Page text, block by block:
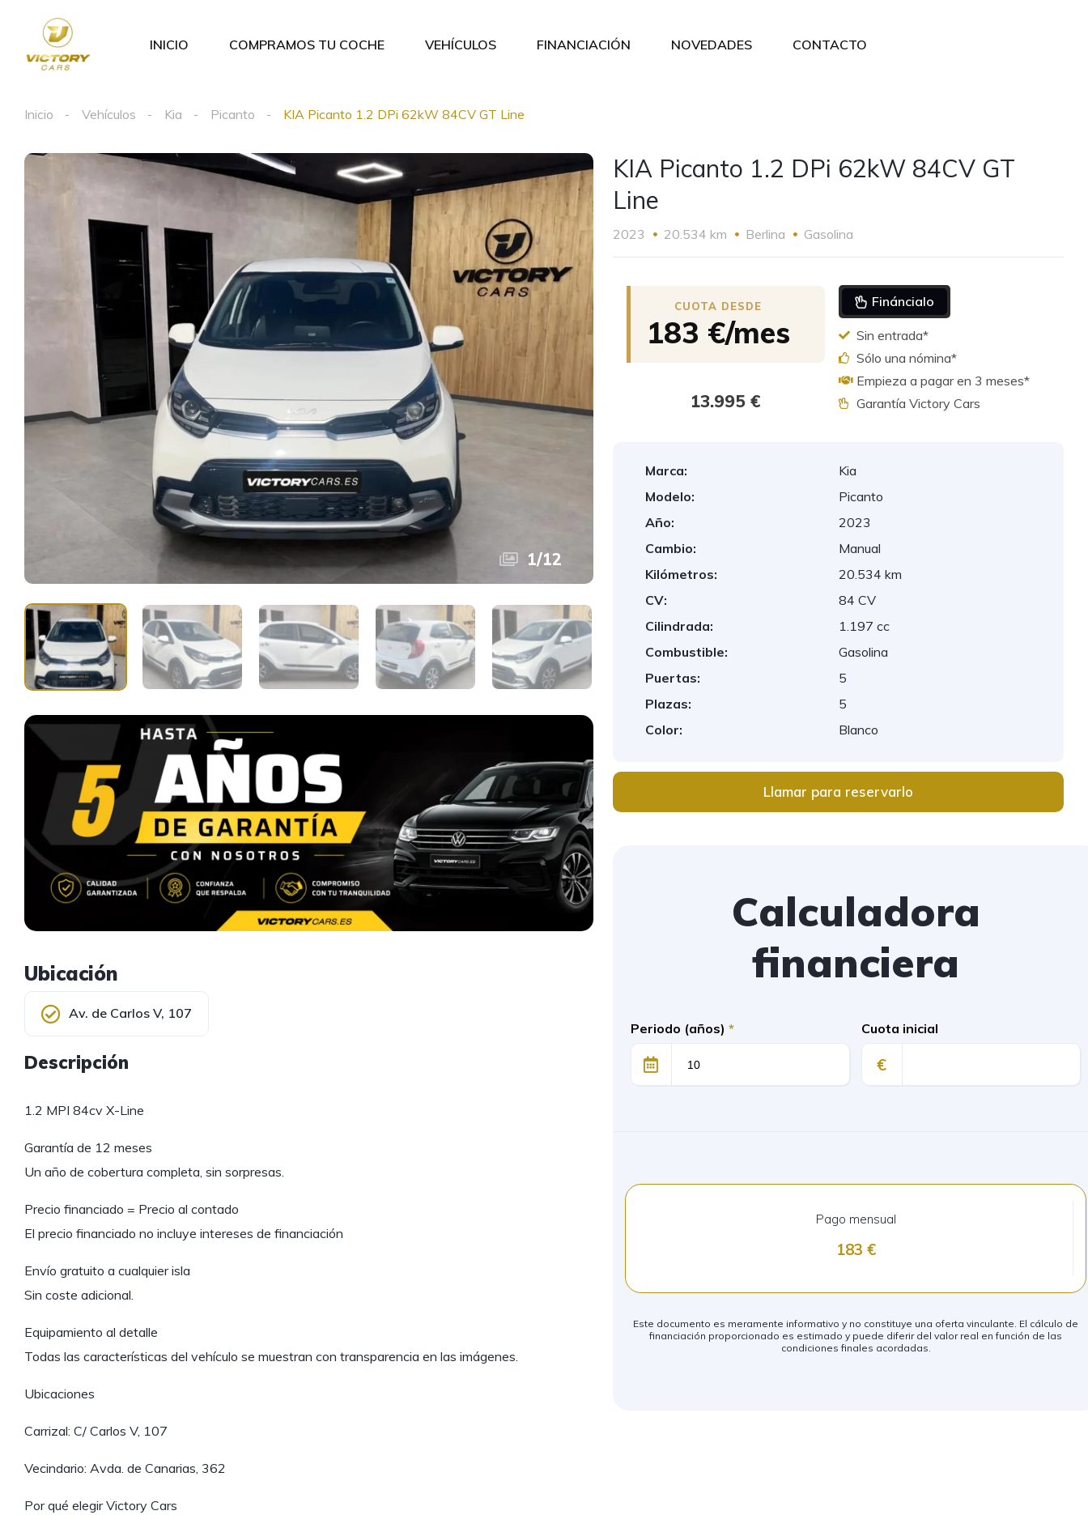
INICIO COMPRAMOS TU COCHE VEHÍCULOS FINANCIACIÓN NOVEDADES CONTACTO
Inicio Vehículos Kia Picanto KIA Picanto 1.2 DPi 62kW 84CV GT Line
1/12
Ubicación
Av. de Carlos V, 107
Descripción
1.2 MPI 84cv X-Line
Garantía de 12 meses
Un año de cobertura completa, sin sorpresas.
Precio financiado = Precio al contado
El precio financiado no incluye intereses de financiación
Envío gratuito a cualquier isla
Sin coste adicional.
Equipamiento al detalle
Todas las características del vehículo se muestran con transparencia en las imágenes.
Ubicaciones
Carrizal: C/ Carlos V, 107
Vecindario: Avda. de Canarias, 362
Por qué elegir Victory Cars
KIA Picanto 1.2 DPi 62kW 84CV GT
Line
2023 20.534 km Berlina Gasolina
183 €/mes
13.995 €
Fináncialo
Sin entrada*
Sólo una nómina*
Empieza a pagar en 3 meses*
Garantía Victory Cars
Marca:
Kia
Modelo:
Picanto
Año:
2023
Cambio:
Manual
Kilómetros:
20.534 km
CV:
84 CV
Cilindrada:
1.197 cc
Combustible:
Gasolina
Puertas:
5
Plazas:
5
Color:
Blanco
Llamar para reservarlo
Calculadora
financiera
Periodo (años)* Cuota inicial
Pago mensual
183
Este documento es meramente informativo y no constituye una oferta vinculante. El cálculo de
financiación proporcionado es estimado y puede diferir del valor real en función de las
condiciones finales acordadas.